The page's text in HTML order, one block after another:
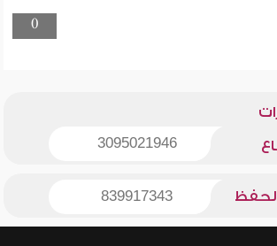
0
3095021946
839917343